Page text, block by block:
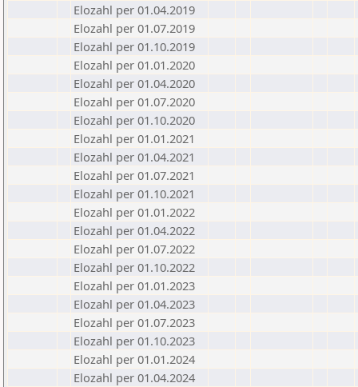
Elozahl per 01.04.2019
Elozahl per 01.07.2019
Elozahl per 01.10.2019
Elozahl per 01.01.2020
Elozahl per 01.04.2020
Elozahl per 01.07.2020
Elozahl per 01.10.2020
Elozahl per 01.01.2021
Elozahl per 01.04.2021
Elozahl per 01.07.2021
Elozahl per 01.10.2021
Elozahl per 01.01.2022
Elozahl per 01.04.2022
Elozahl per 01.07.2022
Elozahl per 01.10.2022
Elozahl per 01.01.2023
Elozahl per 01.04.2023
Elozahl per 01.07.2023
Elozahl per 01.10.2023
Elozahl per 01.01.2024
Elozahl per 01.04.2024